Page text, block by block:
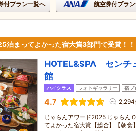
付プラン一覧へ 航空券付プラ
泊まってよかった宿大賞3部門で受賞！！
HOTEL&SPA センチ
館
ハイクラス フォトギャラリー 宿ブ
4.7 2,294
じゃらんアワード2025 じゃらん
てよかった宿大賞【総合】【朝